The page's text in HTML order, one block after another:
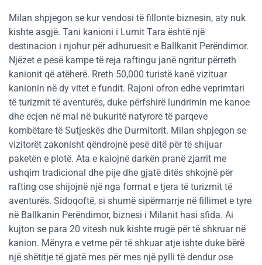
Milan shpjegon se kur vendosi të fillonte biznesin, aty nuk
kishte asgjë. Tani kanioni i Lumit Tara është një
destinacion i njohur për adhuruesit e Ballkanit Perëndimor.
Njëzet e pesë kampe të reja raftingu janë ngritur përreth
kanionit që atëherë. Rreth 50,000 turistë kanë vizituar
kanionin në dy vitet e fundit. Rajoni ofron edhe veprimtari
të turizmit të aventurës, duke përfshirë lundrimin me kanoe
dhe ecjen në mal në bukuritë natyrore të parqeve
kombëtare të Sutjeskës dhe Durmitorit. Milan shpjegon se
vizitorët zakonisht qëndrojnë pesë ditë për të shijuar
paketën e plotë. Ata e kalojnë darkën pranë zjarrit me
ushqim tradicional dhe pije dhe gjatë ditës shkojnë për
rafting ose shijojnë një nga format e tjera të turizmit të
aventurës. Sidoqoftë, si shumë sipërmarrje në fillimet e tyre
në Ballkanin Perëndimor, biznesi i Milanit hasi sfida. Ai
kujton se para 20 vitesh nuk kishte rrugë për të shkruar në
kanion. Mënyra e vetme për të shkuar atje ishte duke bërë
një shëtitje të gjatë mes për mes një pylli të dendur ose